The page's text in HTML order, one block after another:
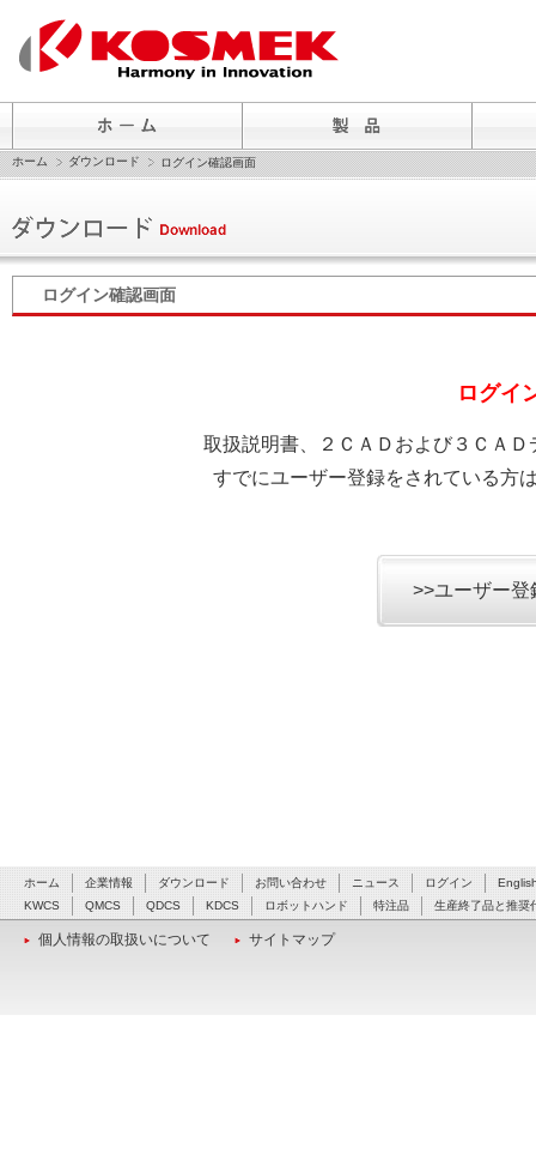
ホーム ダウンロード ログイン確認画面
ログイン確認画面
ログイ
取扱説明書、２ＣＡＤおよび３ＣＡ
すでにユーザー登録をされている方
>>ユーザー
ホーム 企業情報 ダウンロード お問い合わせ ニュース ログイン
KWCS
QMCS QDCS KDCS ロボットハンド 特注品 生産終了品と推奨
個人情報の取扱いについて サイトマップ